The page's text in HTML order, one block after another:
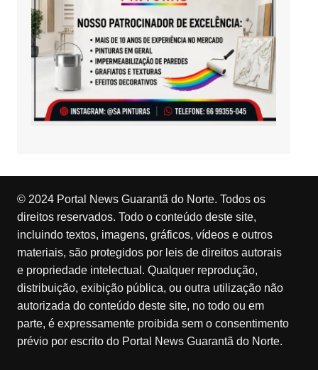
© 2024 Portal News Guarantã do Norte. Todos os
direitos reservados. Todo o conteúdo deste site,
incluindo textos, imagens, gráficos, vídeos e outros
materiais, são protegidos por leis de direitos autorais
e propriedade intelectual. Qualquer reprodução,
distribuição, exibição pública, ou outra utilização não
autorizada do conteúdo deste site, no todo ou em
parte, é expressamente proibida sem o consentimento
prévio por escrito do Portal News Guarantã do Norte.